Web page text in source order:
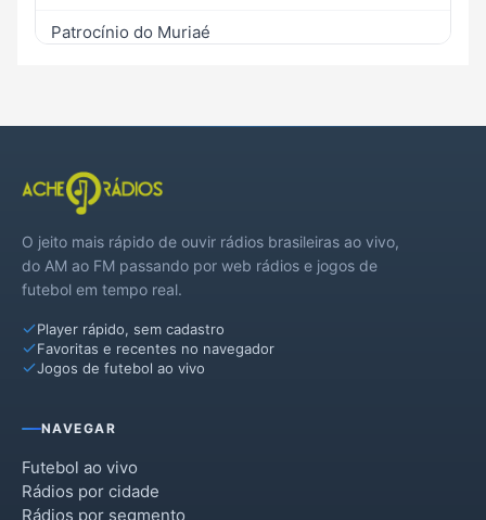
Patrocínio do Muriaé
O jeito mais rápido de ouvir rádios brasileiras ao vivo,
do AM ao FM passando por web rádios e jogos de
futebol em tempo real.
Player rápido, sem cadastro
Favoritas e recentes no navegador
Jogos de futebol ao vivo
NAVEGAR
Futebol ao vivo
Rádios por cidade
Rádios por segmento